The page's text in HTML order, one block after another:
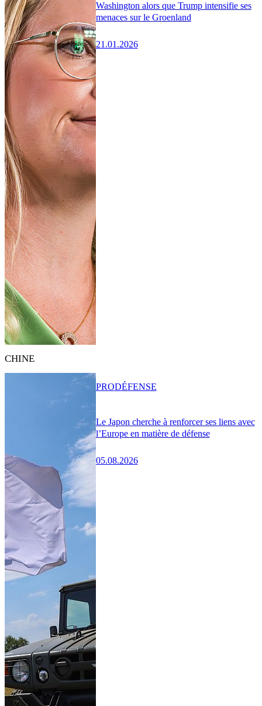
Washington alors que Trump intensifie ses
menaces sur le Groenland
21.01.2026
CHINE
Le Japon cherche à renforcer ses liens avec
l’Europe en matière de défense
05.08.2026
PRODÉFENSE